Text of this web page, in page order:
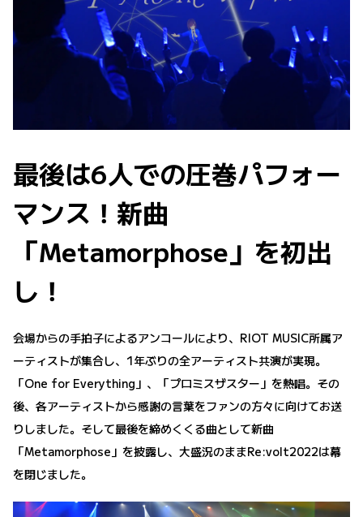
最後は6人での圧巻パフォー
マンス！新曲
「Metamorphose」を初出
し！
会場からの手拍子によるアンコールにより、RIOT MUSIC所属ア
ーティストが集合し、1年ぶりの全アーティスト共演が実現。
「One for Everything」、「プロミスザスター」を熱唱。その
後、各アーティストから感謝の言葉をファンの方々に向けてお送
りしました。そして最後を締めくくる曲として新曲
「Metamorphose」を披露し、大盛況のままRe:volt2022は幕
を閉じました。